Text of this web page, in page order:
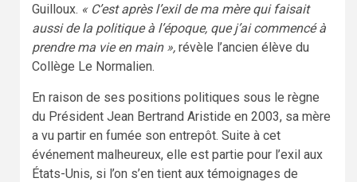
Guilloux. « C’est après l’exil de ma mère qui faisait
aussi de la politique à l’époque, que j’ai commencé à
prendre ma vie en main », révèle l’ancien élève du
Collège Le Normalien.
En raison de ses positions politiques sous le règne
du Président Jean Bertrand Aristide en 2003, sa mère
a vu partir en fumée son entrepôt. Suite à cet
événement malheureux, elle est partie pour l’exil aux
États-Unis, si l’on s’en tient aux témoignages de